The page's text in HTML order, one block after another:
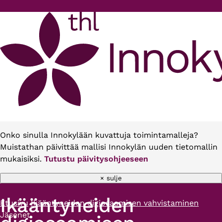
Onko sinulla Innokylään kuvattuja toimintamalleja?
Muistathan päivittää mallisi Innokylän uuden tietomallin
mukaisiksi. Tutustu päivitysohjeeseen
× sulje
Murupolku
Etusivu Ikääntyneiden digiosaamisen vahvistaminen
Jäsenet
Ikääntyneiden